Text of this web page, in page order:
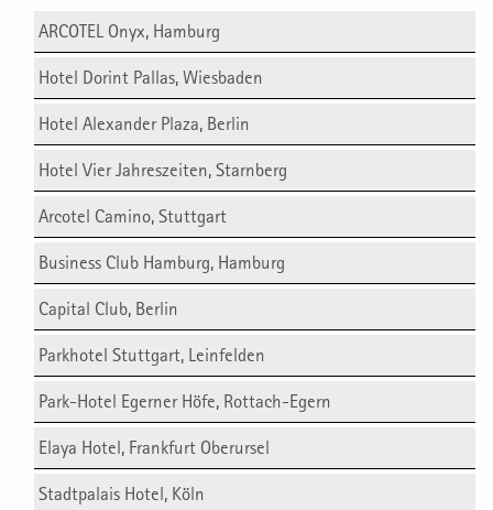
ARCOTEL Onyx, Hamburg
Hotel Dorint Pallas, Wiesbaden
Hotel Alexander Plaza, Berlin
Hotel Vier Jahreszeiten, Starnberg
Arcotel Camino, Stuttgart
Business Club Hamburg, Hamburg
Capital Club, Berlin
Parkhotel Stuttgart, Leinfelden
Park-Hotel Egerner Höfe, Rottach-Egern
Elaya Hotel, Frankfurt Oberursel
Stadtpalais Hotel, Köln